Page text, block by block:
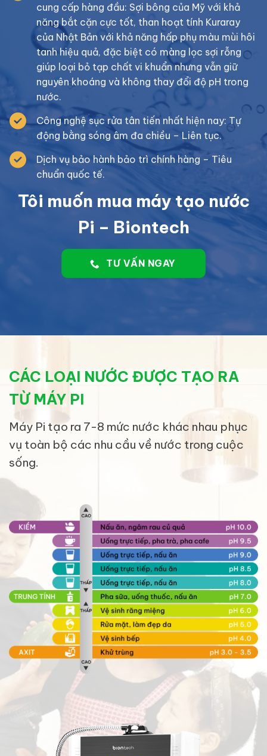
cung cấp hàng đầu: Sợi bông của Mỹ với khả
năng bắt cặn cực tốt, than hoạt tính Kuraray
của Nhật Bản với khả năng hấp phụ màu mùi hôi
tanh hiệu quả, đặc biệt có màng lọc sợi rỗng
giúp loại bỏ tạp chất vi khuẩn nhưng vẫn giữ
nguyên khoáng và không thay đổi độ pH trong
nước.
Công nghệ sục rửa tân tiến nhất hiện nay: Tự
động bằng sóng âm đa chiều – Liên tục.
Dịch vụ bảo hành bảo trì chính hàng – Tiêu
chuẩn quốc tế.
Tôi muốn mua máy tạo nước
Pi – Biontech
TƯ VẤN NGAY
CÁC LOẠI NƯỚC ĐƯỢC TẠO RA
TỪ MÁY PI
Máy Pi tạo ra 7-8 mức nước khác nhau phục
vụ toàn bộ các nhu cầu về nước trong cuộc
sống.